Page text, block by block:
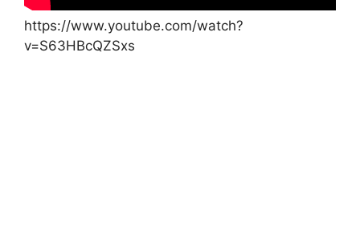
https://www.youtube.com/watch?
v=S63HBcQZSxs